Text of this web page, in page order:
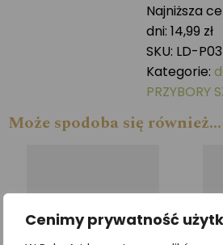
Cenimy prywatność
PTAKI
DRAPIEŻNE
Najniższa
dni:14,99 zł
SKU: LD-P03
Kategorie:
PRZYBORY
Może spodoba się również…